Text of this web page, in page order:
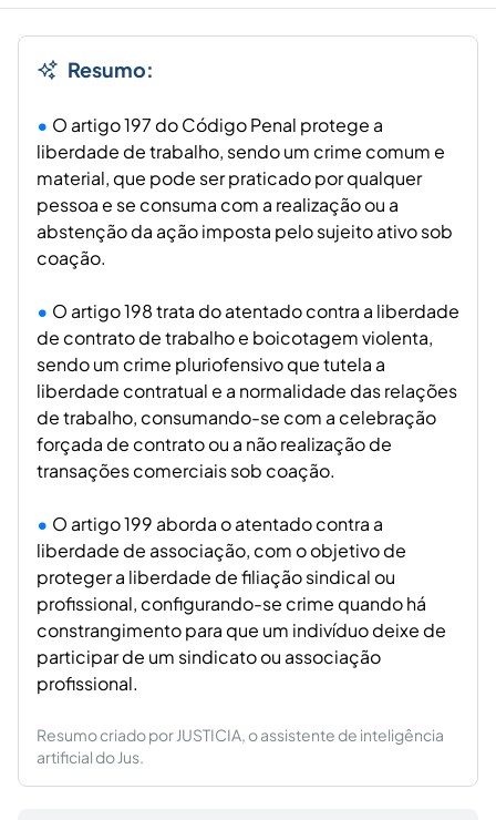
Resumo:
O artigo 197 do Código Penal protege a
liberdade de trabalho, sendo um crime comum e
material, que pode ser praticado por qualquer
pessoa e se consuma com a realização ou a
abstenção da ação imposta pelo sujeito ativo sob
coação.
O artigo 198 trata do atentado contra a liberdade
de contrato de trabalho e boicotagem violenta,
sendo um crime pluriofensivo que tutela a
liberdade contratual e a normalidade das relações
de trabalho, consumando-se com a celebração
forçada de contrato ou a não realização de
transações comerciais sob coação.
O artigo 199 aborda o atentado contra a
liberdade de associação, com o objetivo de
proteger a liberdade de filiação sindical ou
profissional, configurando-se crime quando há
constrangimento para que um indivíduo deixe de
participar de um sindicato ou associação
profissional.
Resumo criado por JUSTICIA, o assistente de inteligência
artificial do Jus.